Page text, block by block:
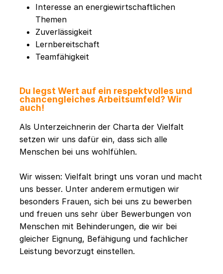
Interesse an energiewirtschaftlichen
Themen
Zuverlässigkeit
Lernbereitschaft
Teamfähigkeit
Du legst Wert auf ein respektvolles und
chancengleiches Arbeitsumfeld? Wir
auch!
Als Unterzeichnerin der Charta der Vielfalt
setzen wir uns dafür ein, dass sich alle
Menschen bei uns wohlfühlen.
Wir wissen: Vielfalt bringt uns voran und macht
uns besser. Unter anderem ermutigen wir
besonders Frauen, sich bei uns zu bewerben
und freuen uns sehr über Bewerbungen von
Menschen mit Behinderungen, die wir bei
gleicher Eignung, Befähigung und fachlicher
Leistung bevorzugt einstellen.